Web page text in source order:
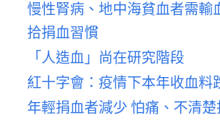
慢性腎病、地中海貧血者需輸
拾捐血習慣
「人造血」尚在研究階段
紅十字會：疫情下本年收血料
年輕捐血者減少 怕痛、不清